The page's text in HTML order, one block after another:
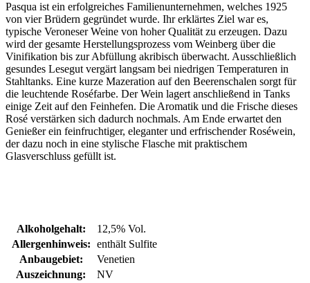
Pasqua ist ein erfolgreiches Familienunternehmen, welches 1925
von vier Brüdern gegründet wurde. Ihr erklärtes Ziel war es,
typische Veroneser Weine von hoher Qualität zu erzeugen. Dazu
wird der gesamte Herstellungsprozess vom Weinberg über die
Vinifikation bis zur Abfüllung akribisch überwacht. Ausschließlich
gesundes Lesegut vergärt langsam bei niedrigen Temperaturen in
Stahltanks. Eine kurze Mazeration auf den Beerenschalen sorgt für
die leuchtende Roséfarbe. Der Wein lagert anschließend in Tanks
einige Zeit auf den Feinhefen. Die Aromatik und die Frische dieses
Rosé verstärken sich dadurch nochmals. Am Ende erwartet den
Genießer ein feinfruchtiger, eleganter und erfrischender Roséwein,
der dazu noch in eine stylische Flasche mit praktischem
Glasverschluss gefüllt ist.
Alkoholgehalt:
12,5% Vol.
Allergenhinweis: enthält Sulfite
Anbaugebiet:
Venetien
Auszeichnung:
NV